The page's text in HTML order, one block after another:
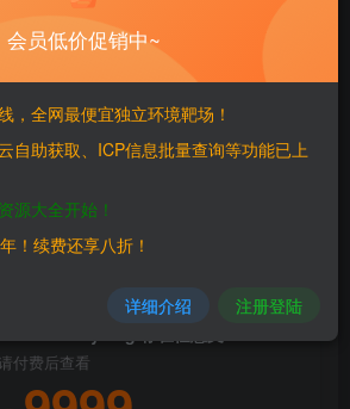
容已隐藏，请付费后查看
付费后查看
已售 102
会员低价促销中~
，全网最便宜独立环境靶场！
自助获取、ICP信息批量查询等功能已上
源大全开始！
！续费还享八折！
详细介绍 注册登陆